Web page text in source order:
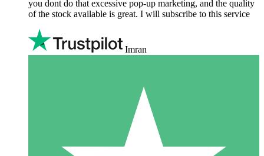
you dont do that excessive pop-up marketing, and the quality
of the stock available is great. I will subscribe to this service
Imran